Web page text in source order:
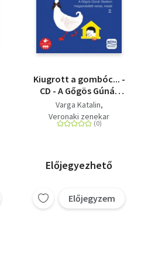
Kiugrott a gombóc... -
CD - A Gőgös Gúnár
Gedeon megzenésített
versei, meséi 2.
Varga Katalin
Veronaki zenekar
Előjegyezhető
Előjegyzem